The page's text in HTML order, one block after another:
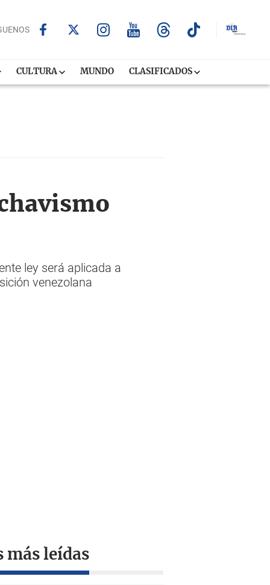
CULTURA MUNDO CLASIFICADOS
ley será aplicada a
venezolana
más leídas